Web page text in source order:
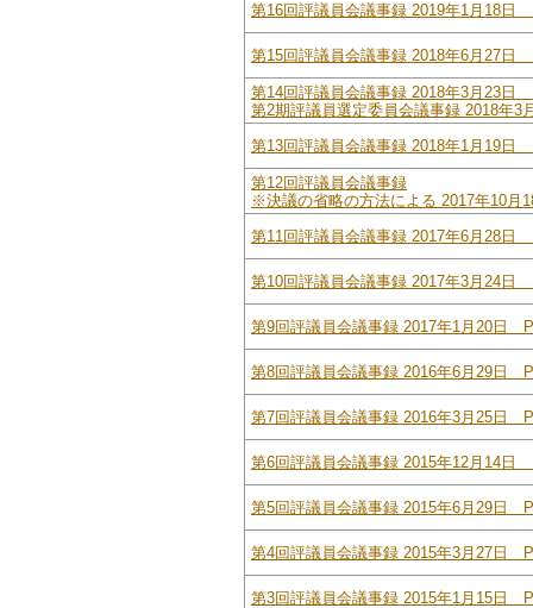
第16回評議員会議事録 2019年1月18日
第15回評議員会議事録 2018年6月27日
第14回評議員会議事録 2018年3月23日
第2期評議員選定委員会議事録 2018年
第13回評議員会議事録 2018年1月19日
第12回評議員会議事録
※決議の省略の方法による 2017年10
第11回評議員会議事録 2017年6月28日
第10回評議員会議事録 2017年3月24日
第9回評議員会議事録 2017年1月20日
第8回評議員会議事録 2016年6月29日
第7回評議員会議事録 2016年3月25日
第6回評議員会議事録 2015年12月14日
第5回評議員会議事録 2015年6月29日
第4回評議員会議事録 2015年3月27日
第3回評議員会議事録 2015年1月15日